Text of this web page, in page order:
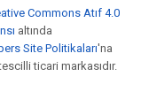
Commons Atıf 4.0
altında
Site Politikaları'na
ticari markasıdır.